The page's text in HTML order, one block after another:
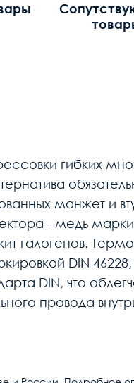
гибких
манжет и
- медь
DIN
DIN, что
провода